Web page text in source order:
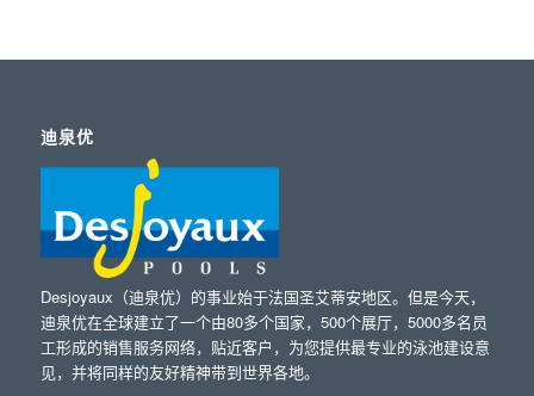
迪泉优
Desjoyaux（迪泉优）的事业始于法国圣艾蒂安地区。但是今天，
迪泉优在全球建立了一个由80多个国家，500个展厅，5000多名员
工形成的销售服务网络，贴近客户，为您提供最专业的泳池建设意
见，并将同样的友好精神带到世界各地。